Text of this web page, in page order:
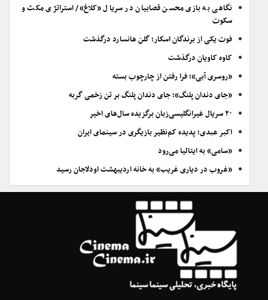
نگاهی به بازی محسن قصابیان در سریال «کلاغ»/ استراتژی مکث و
سکوت
فوت یکی از برندگان اسکار؛ گلن هانسارد درگذشت
کاوه کاویان درگذشت
«روسری آبی»؛ فرا رفتن از چارچوب بسته
«جای دندان پلنگ»؛ جای دندان پلنگ بر تن زخمی گربه
۲۰ سریال غیرانگلیسی‌زبان برگزیده سال‌های اخیر
اکبر عبدی؛ پدیده کم‌نظیر بازیگری در سینمای ایران
«سامی» به ایتالیا می‌رود
«غروب در دیاری غریب» به خانه اردیبهشت اودلاجان رسید